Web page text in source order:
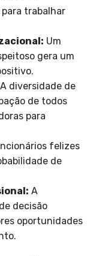
trabalhar
Um
gera um
A diversidade de
de todos
para
felizes
de
A
decisão
oportunidades